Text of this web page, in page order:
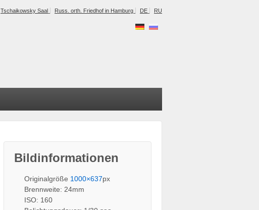
Tschaikowsky Saal Russ. orth. Friedhof in Hamburg DE RU
Bildinformationen
Originalgröße 1000×637px
Brennweite: 24mm
ISO: 160